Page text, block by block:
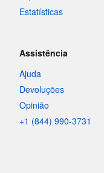
Estatísticas
Assistência
Ajuda
Devoluções
Opinião
+1 (844) 990-3731